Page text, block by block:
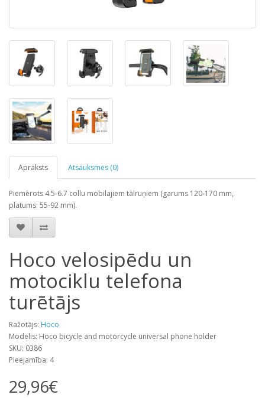
Apraksts Atsauksmes (0)
Piemērots 4.5-6.7 collu mobilajiem tālruņiem (garums 120-170 mm,
platums: 55-92 mm).
Hoco velosipēdu un
motociklu telefona
turētājs
Ražotājs: Hoco
Modelis: Hoco bicycle and motorcycle universal phone holder
SKU: 0386
Pieejamība: 4
29,96€